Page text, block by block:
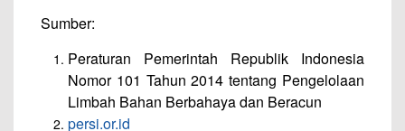
Sumber:
Peraturan Pemerintah Republik Indonesia
Nomor 101 Tahun 2014 tentang Pengelolaan
Limbah Bahan Berbahaya dan Beracun
persi.or.id